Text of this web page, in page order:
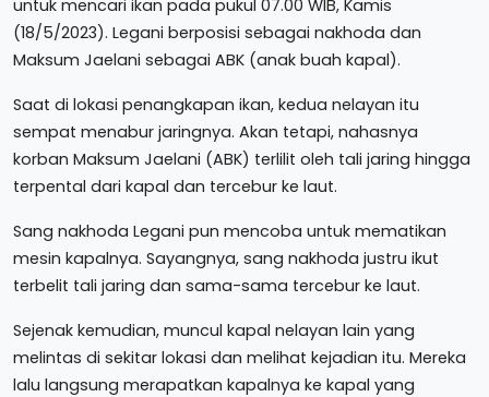
untuk mencari ikan pada pukul 07.00 WIB, Kamis
(18/5/2023). Legani berposisi sebagai nakhoda dan
Maksum Jaelani sebagai ABK (anak buah kapal).
Saat di lokasi penangkapan ikan, kedua nelayan itu
sempat menabur jaringnya. Akan tetapi, nahasnya
korban Maksum Jaelani (ABK) terlilit oleh tali jaring hingga
terpental dari kapal dan tercebur ke laut.
Sang nakhoda Legani pun mencoba untuk mematikan
mesin kapalnya. Sayangnya, sang nakhoda justru ikut
terbelit tali jaring dan sama-sama tercebur ke laut.
Sejenak kemudian, muncul kapal nelayan lain yang
melintas di sekitar lokasi dan melihat kejadian itu. Mereka
lalu langsung merapatkan kapalnya ke kapal yang